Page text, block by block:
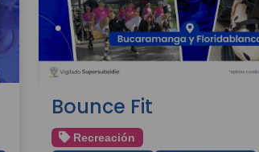
Bounce Fit
Recreación